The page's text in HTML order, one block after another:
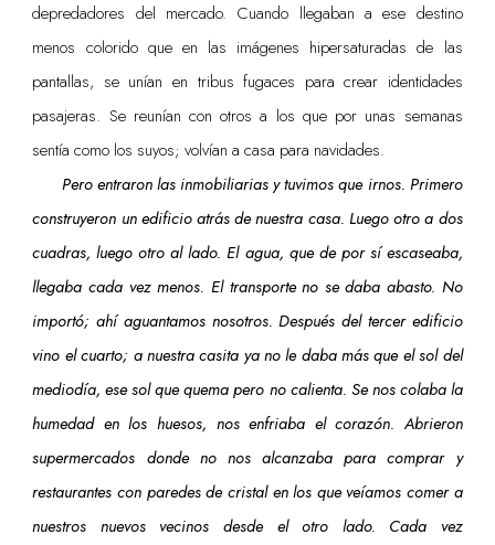
depredadores del mercado. Cuando llegaban a ese destino
menos colorido que en las imágenes hipersaturadas de las
pantallas, se unían en tribus fugaces para crear identidades
pasajeras. Se reunían con otros a los que por unas semanas
sentía como los suyos; volvían a casa para navidades.
Pero entraron las inmobiliarias y tuvimos que irnos. Primero
construyeron un edificio atrás de nuestra casa. Luego otro a dos
cuadras, luego otro al lado. El agua, que de por sí escaseaba,
llegaba cada vez menos. El transporte no se daba abasto. No
importó; ahí aguantamos nosotros. Después del tercer edificio
vino el cuarto; a nuestra casita ya no le daba más que el sol del
mediodía, ese sol que quema pero no calienta. Se nos colaba la
humedad en los huesos, nos enfriaba el corazón. Abrieron
supermercados donde no nos alcanzaba para comprar y
restaurantes con paredes de cristal en los que veíamos comer a
nuestros nuevos vecinos desde el otro lado. Cada vez